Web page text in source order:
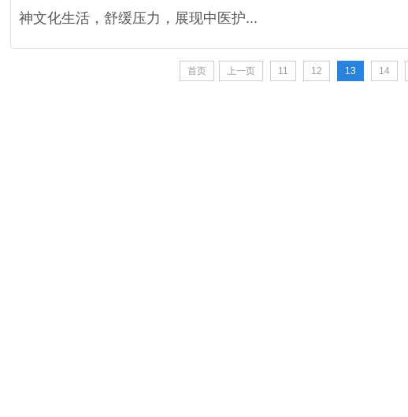
神文化生活，舒缓压力，展现中医护...
首页 上一页 11 12 13 14